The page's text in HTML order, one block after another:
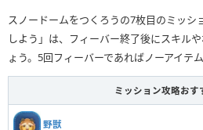
スノードームをつくろうの7枚目のミッシ
しよう」は、フィーバー終了後にスキル
ょう。5回フィーバーであればノーアイテ
ミッション攻略おす
野獣